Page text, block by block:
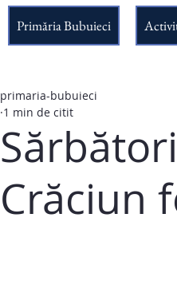
Primăria Bubuieci
Crăciun
primaria-bubuieci
1 min de citit